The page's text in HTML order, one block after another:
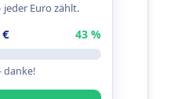
Euro zählt.
43 %
danke!